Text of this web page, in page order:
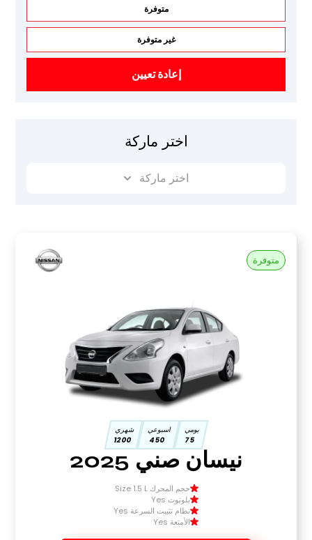
متوفرة
غير متوفرة
إعادة تعيين
اختر ماركة
اختر ماركة
متوفرة
يومي
75
اسبوعي
450
شهري
1200
نيسان صني 2025
حجم المحرك Size 1.5 L
بلوتوث Yes
نظام تثبيت السرعة Yes
الأمتعة Yes